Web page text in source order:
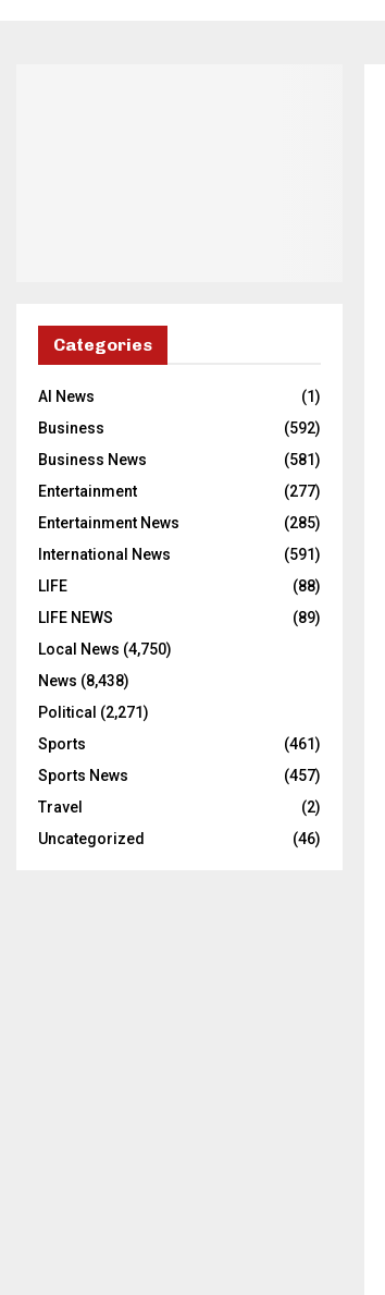
Categories
AI News
(1)
Business
(592)
Business News
(581)
Entertainment
(277)
Entertainment News
(285)
International News
(591)
LIFE
(88)
LIFE NEWS
(89)
Local News (4,750)
News (8,438)
Political (2,271)
Sports
(461)
Sports News
(457)
Travel
(2)
Uncategorized
(46)